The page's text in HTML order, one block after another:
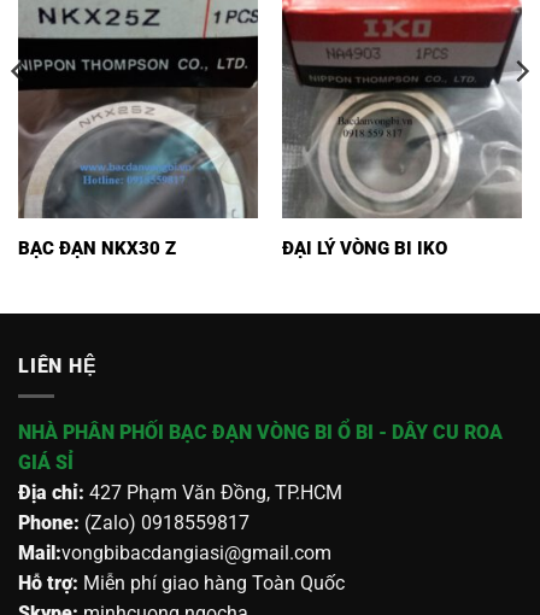
BẠC ĐẠN NKX30 Z ĐẠI LÝ VÒNG BI IKO
LIÊN HỆ
NHÀ PHÂN PHỐI BẠC ĐẠN VÒNG BI Ổ BI - DÂY CU ROA
GIÁ SỈ
Địa chỉ: 427 Phạm Văn Đồng, TP.HCM
Phone: (Zalo) 0918559817
Mail:vongbibacdangiasi@gmail.com
Hỗ trợ: Miễn phí giao hàng Toàn Quốc